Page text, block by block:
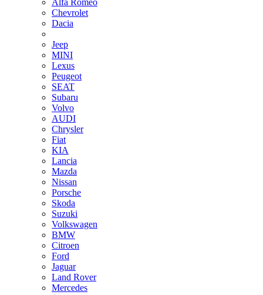
Chevrolet
Dacia
Jeep
MINI
Lexus
Peugeot
SEAT
Subaru
Volvo
AUDI
Chrysler
Fiat
KIA
Lancia
Mazda
Nissan
Porsche
Skoda
Suzuki
Volkswagen
BMW
Citroen
Ford
Jaguar
Land Rover
Mercedes